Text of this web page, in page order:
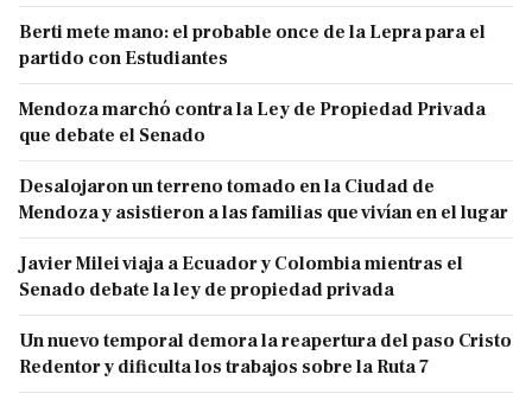
Berti mete mano: el probable once de la Lepra para el
partido con Estudiantes
Mendoza marchó contra la Ley de Propiedad Privada
que debate el Senado
Desalojaron un terreno tomado en la Ciudad de
Mendoza y asistieron a las familias que vivían en el lugar
Javier Milei viaja a Ecuador y Colombia mientras el
Senado debate la ley de propiedad privada
Un nuevo temporal demora la reapertura del paso Cristo
Redentor y dificulta los trabajos sobre la Ruta 7